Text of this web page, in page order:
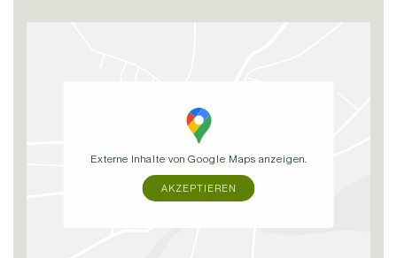
Externe Inhalte von Google Maps anzeigen.
AKZEPTIEREN